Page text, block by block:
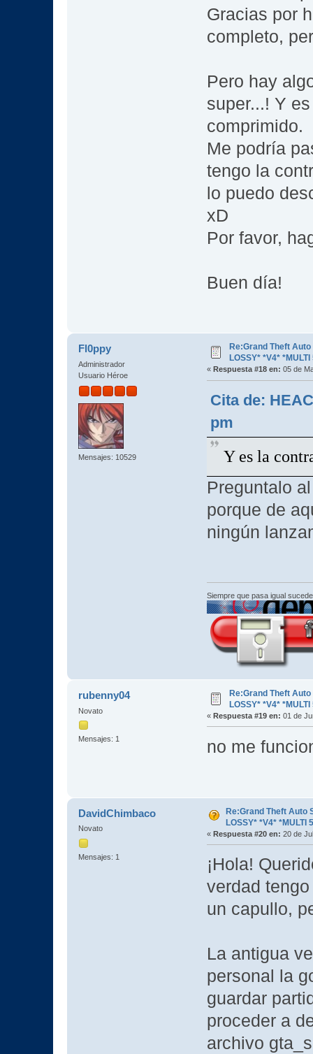
Gracias por
completo,
Pero hay
super...! Y
comprimido.
Me podría
tengo la
lo puedo
xD
Por favor,
Buen día!
Fl0ppy
Administrador
Usuario Héroe
Mensajes: 10529
Re:Grand Theft
LOSSY* *V4*
« Respuesta #18 en: 05 de
Cita de:
pm
Y es la
Preguntalo
porque de
ningún
Siempre que pasa igual
rubenny04
Novato
Mensajes: 1
Re:Grand Theft
LOSSY* *V4*
« Respuesta #19 en: 01 de
no me
DavidChimbaco
Novato
Mensajes: 1
Re:Grand Theft Auto
LOSSY* *V4* *MULTI
« Respuesta #20 en: 20 de
¡Hola!
verdad
un capullo,
La antigua
personal la
guardar
proceder a
archivo